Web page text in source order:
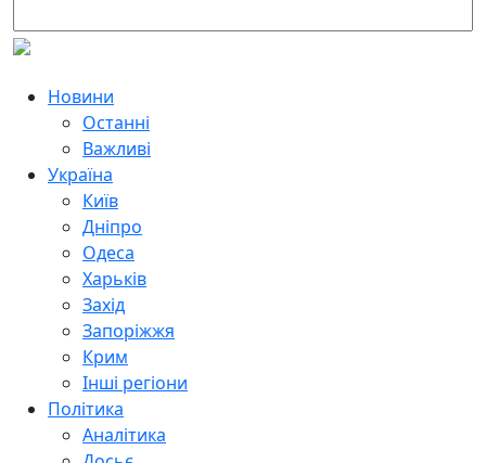
Новини
Останні
Важливі
Україна
Київ
Дніпро
Одеса
Харьків
Захід
Запоріжжя
Крим
Інші регіони
Політика
Аналітика